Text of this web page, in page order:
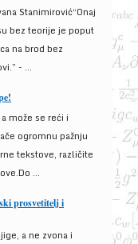
Stanimirović“Onaj
bez teorije je poput
na brod bez
- ...
može se reći i
ogromnu pažnju
tekstove, različite
...
prosvetitelj i
a ne zvona i